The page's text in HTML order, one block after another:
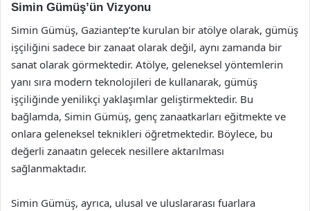
Simin Gümüş’ün Vizyonu
Simin Gümüş, Gaziantep’te kurulan bir atölye olarak, gümüş
işçiliğini sadece bir zanaat olarak değil, aynı zamanda bir
sanat olarak görmektedir. Atölye, geleneksel yöntemlerin
yanı sıra modern teknolojileri de kullanarak, gümüş
işçiliğinde yenilikçi yaklaşımlar geliştirmektedir. Bu
bağlamda, Simin Gümüş, genç zanaatkarları eğitmekte ve
onlara geleneksel teknikleri öğretmektedir. Böylece, bu
değerli zanaatın gelecek nesillere aktarılması
sağlanmaktadır.
Simin Gümüş, ayrıca, ulusal ve uluslararası fuarlara